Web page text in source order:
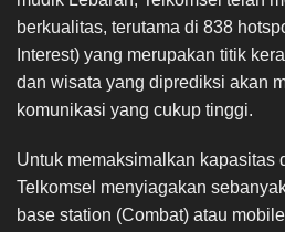
berkualitas, terutama di 838
Interest) yang merupakan titik
dan wisata yang diprediksi akan
komunikasi yang cukup tinggi.
Untuk memaksimalkan kapasitas
Telkomsel menyiagakan
base station (Combat) atau